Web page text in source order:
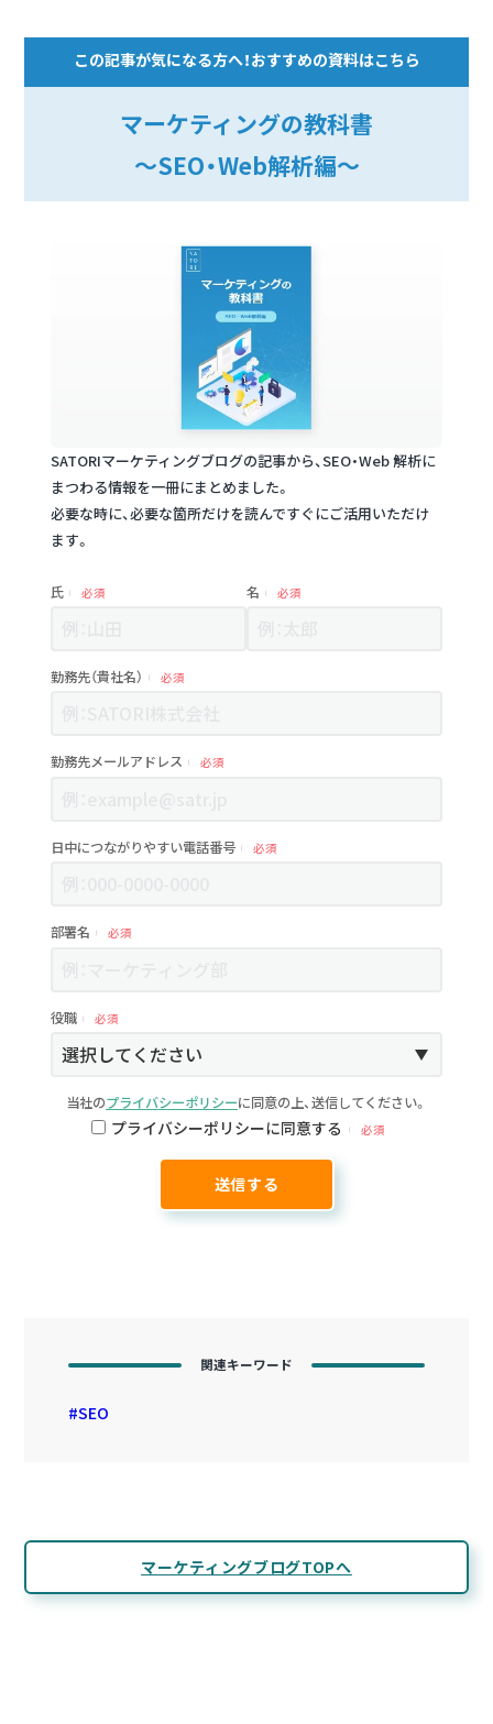
この記事が気になる方へ！おすすめの資料はこちら
マーケティングの教科書
～SEO・Web解析編～
SATORIマーケティングブログの記事から、SEO・Web 解析に
まつわる情報を一冊にまとめました。
必要な時に、必要な箇所だけを読んですぐにご活用いただけ
ます。
氏 必須 名 必須
勤務先（貴社名） 必須
勤務先メールアドレス 必須
日中につながりやすい電話番号 必須
部署名 必須
役職 必須
当社のプライバシーポリシーに同意の上、送信してください。
プライバシーポリシーに同意する 必須
関連キーワード
SEO
マーケティングブログTOPへ